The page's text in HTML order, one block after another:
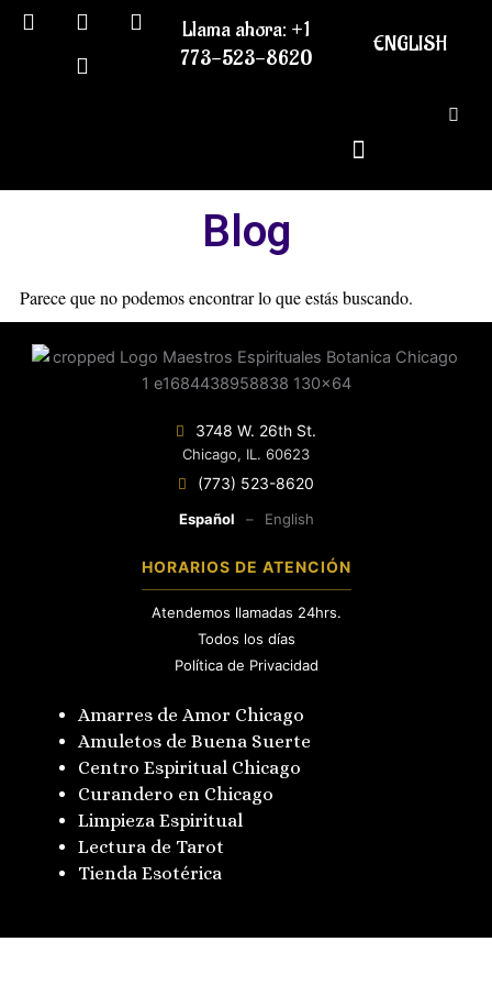
F
a
I
n
s
t
m
P
i
t
T
w
i
t
Llama ahora: +1
773-523-8620
ENGLISH
Blog
Parece que no podemos encontrar lo que estás buscando.
3748 W. 26th St.
Chicago, IL. 60623
(773) 523-8620
Español – English
HORARIOS DE ATENCIÓN
Atendemos llamadas 24hrs.
Todos los días
Política de Privacidad
Amarres de Amor Chicago
Amuletos de Buena Suerte
Centro Espiritual Chicago
Curandero en Chicago
Limpieza Espiritual
Lectura de Tarot
Tienda Esotérica